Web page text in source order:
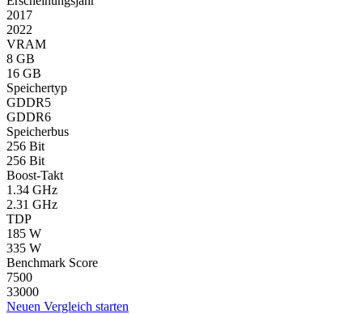
2017
2022
VRAM
8 GB
16 GB
Speichertyp
GDDR5
GDDR6
Speicherbus
256 Bit
256 Bit
Boost-Takt
1.34 GHz
2.31 GHz
TDP
185 W
335 W
Benchmark Score
7500
33000
Neuen Vergleich starten